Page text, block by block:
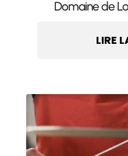
Domaine de
LIRE